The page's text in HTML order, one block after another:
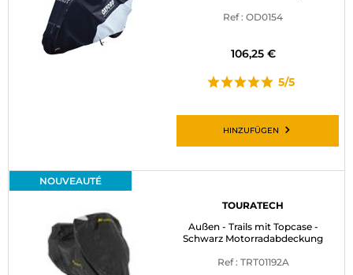
Ref : OD0154
106,25 €
5/5
HINZUFÜGEN
NOUVEAUTÉ
TOURATECH
Außen - Trails mit Topcase -
Schwarz Motorradabdeckung
Ref : TRT01192A